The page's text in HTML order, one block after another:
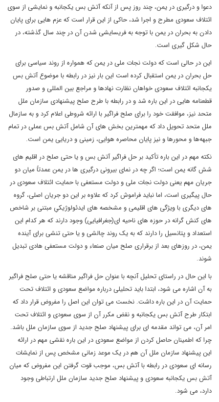
دعوا و درگیری در یمن، چند روز پس از آنکه آتش بس یکجانبه و نمایشی از سوی
ائتلاف سعودی مطرح و اجرا شد، حاکی از این قرار است که عزم هایی برای پایان
دادن به بحران در یمن با توجه به فریسایشی شدن آن در چند سال گذشته، در
حال شکل گیری است.
این در حالی است که دولت نجات ملی در یمن که همواره از روند سیاسی برای
حل بحران در یمن استقبال کرده است این بار نیز در رابطه با موضوع آتش بس
یکجانبه ائتلاف سعودی خواهان نظارت نهادها و مراجع بین المللی و صدور
قطعنامه هایی در این باره شد و در رابطه با طرح صلح پیشنهادی سازمان ملل
متحد نیز، موافقت خود را برای صلح فراگیر با ارائه شروطی اعلام کرد و به سازمال
ملل متحد تحویل داد که مهمترین بخش های آن شامل آتش بس عملی در تمام
جبهه‌ها و محورها و نیز پایان محاصره هوایی، زمینی و دریایی یمن است.
نکته مهم در این باره تأکید بر حل فراگیر آتش بس و یا حتی صلح در اقلیم های
شش گانه یمن است؛ اگر چه در نمای بیرونی درگیری ها در یمن عمدتاً میان دو
جریان مهم یعنی دولت نجات ملی و دولت مستعفی با حمایت ائتلاف سعودی در
حال پیگیری است، اما نباید فراموش کرد که علاوه بر این دو جریان اصلی، گروه
های دیگری با ویژگی های اقلیمی و مشخصه های ایدئولوژیکیِ مبتنی بر شاخص
های کنش گرانه در حوزه های ناحیه ای(جغرافیایی) وجود دارند که هر کدام این
استعداد و پتانسیل را دارند که به یک روند چالشی و یا حتی تنشی برای آینده
یمن، در روزهای بعد از برقراری صلح میان صنعاء و دولت مستعفی هادی تبدیل
شوند.
با این حال در راستای تحلیل آنچه با عنوان حل فراگیر مناقشه یا حتی صلح فراگیر
به آن اشاره می شود، ابتدا باید تحلیلی درباره مواضع سعودی و ائتلاف تحت
حمایت آن در این باره داشت. نخست می توان این اصل را مفروض قرار داد که
ابتکار طرح آتش بس یکجانبه و نقض مکرر آن از سوی سعودی و ائتلاف تحت
امر آن، می تواند مقدمه ای برای پیشنهاد صلح جدید از سوی سازمان ملل باشد.
چرا که اطمینان حاصل کردن از مواضع سعودی در این باره نقشی مهم در ارائه
این پیشنهاد سازمان ملل آن هم در یک موعد زمانی مشخص پس از نمایشات
رسانه ای سعودی در رابطه با آتش بس، موجب قوت گرفتن این مفروض که میان
آتش بس یکجانبه سعودی و پیشنهاد صلح جدید سازمان ملل ارتباطی وجود
دارد، می شود.